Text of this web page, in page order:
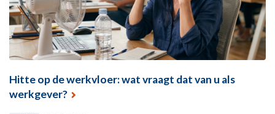
Hitte op de werkvloer: wat vraagt dat van u als
werkgever?